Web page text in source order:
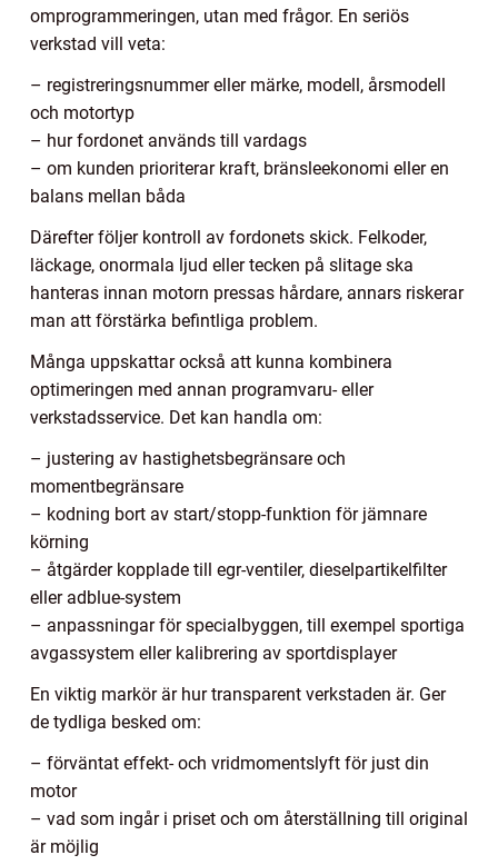
omprogrammeringen, utan med frågor. En seriös
verkstad vill veta:
– registreringsnummer eller märke, modell, årsmodell
och motortyp
– hur fordonet används till vardags
– om kunden prioriterar kraft, bränsleekonomi eller en
balans mellan båda
Därefter följer kontroll av fordonets skick. Felkoder,
läckage, onormala ljud eller tecken på slitage ska
hanteras innan motorn pressas hårdare, annars riskerar
man att förstärka befintliga problem.
Många uppskattar också att kunna kombinera
optimeringen med annan programvaru- eller
verkstadsservice. Det kan handla om:
– justering av hastighetsbegränsare och
momentbegränsare
– kodning bort av start/stopp-funktion för jämnare
körning
– åtgärder kopplade till egr-ventiler, dieselpartikelfilter
eller adblue-system
– anpassningar för specialbyggen, till exempel sportiga
avgassystem eller kalibrering av sportdisplayer
En viktig markör är hur transparent verkstaden är. Ger
de tydliga besked om:
– förväntat effekt- och vridmomentslyft för just din
motor
– vad som ingår i priset och om återställning till original
är möjlig